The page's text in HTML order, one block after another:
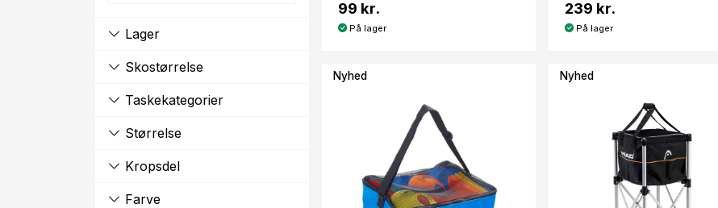
Lager
Skostørrelse
Taskekategorier
Størrelse
Kropsdel
Farve
99 kr.
På lager
239 kr.
På lager
Nyhed Nyhed